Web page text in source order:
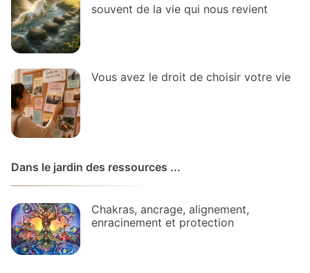
souvent de la vie qui nous revient
Vous avez le droit de choisir votre vie
Dans le jardin des ressources ...
Chakras, ancrage, alignement,
enracinement et protection